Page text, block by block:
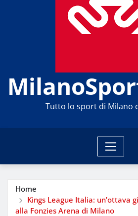
Tutto lo sport di Milano
Home
Kings League Italia: un’ottava
alla Fonzies Arena di Milano